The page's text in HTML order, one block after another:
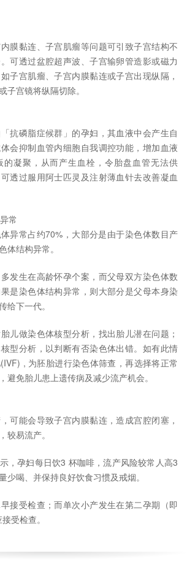
膜黏连、子宫肌瘤等问题可引致子宫结构不
可透过盆腔超声波、子宫输卵管造影或磁力
子宫肌瘤、子宫内膜黏连或子宫出现纵隔，
子宫镜将纵隔切除。
抗磷脂症候群」的孕妇，其血液中会产生自
会抑制血管内细胞自我调控功能，增加血液
的凝聚，从而产生血栓，令胎盘血管无法供
透过服用阿士匹灵及注射薄血针去改善凝血
常
异常占约70%，大部分是由于染色体数目产
体结构异常。
发生在高龄怀孕个案，而父母双方染色体数
是染色体结构异常，则大部分是父母本身染
给下一代。
儿做染色体核型分析，找出胎儿潜在问题；
型分析，以判断有否染色体出错。如有此情
, 为胚胎进行染色体筛查，再选择将正常
避免胎儿患上遗传病及减少流产机会。
可能会导致子宫内膜黏连，造成宫腔闭塞，
较易流产。
，孕妇每日饮3 杯咖啡，流产风险较常人高3
少喝、并保持良好饮食习惯及戒烟。
接受检查；而单次小产发生在第二孕期（即
受检查。